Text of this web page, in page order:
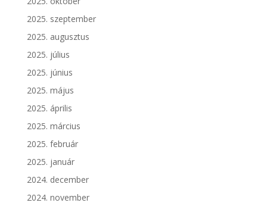
2025. szeptember
2025. augusztus
2025. július
2025. június
2025. május
2025. április
2025. március
2025. február
2025. január
2024. december
2024. november